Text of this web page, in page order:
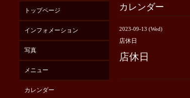
カレンダー
2023-09-13 (Wed)
店休日
店休日
トップページ
インフォメーション
写真
メニュー
カレンダー